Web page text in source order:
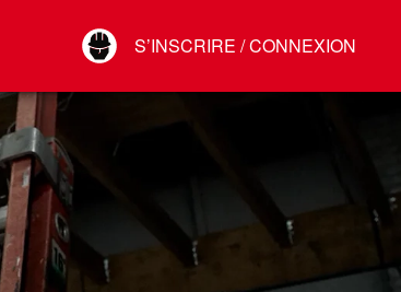
S’INSCRIRE / CONNEXION
Connect